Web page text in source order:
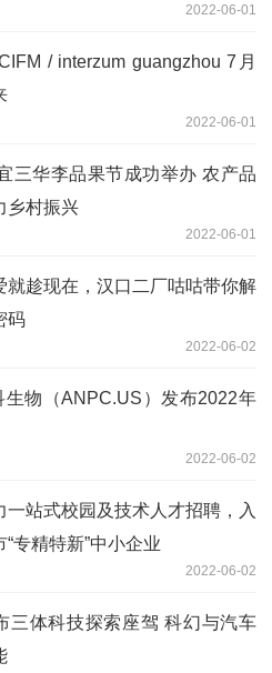
2022-06-01
/ interzum guangzhou 7月
2022-06-01
三华李品果节成功举办 农产品
乡村振兴
2022-06-01
就趁现在，汉口二厂咕咕带你解
码
2022-06-02
物（ANPC.US）发布2022年
2022-06-02
一站式校园及技术人才招聘，入
“专精特新”中小企业
2022-06-02
三体科技探索座驾 科幻与汽车